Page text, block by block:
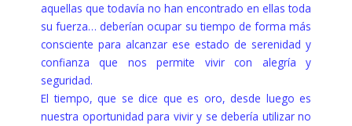
aquellas que todavía no han encontrado en ellas toda
su fuerza… deberían ocupar su tiempo de forma más
consciente para alcanzar ese estado de serenidad y
confianza que nos permite vivir con alegría y
seguridad.
El tiempo, que se dice que es oro, desde luego es
nuestra oportunidad para vivir y se debería utilizar no